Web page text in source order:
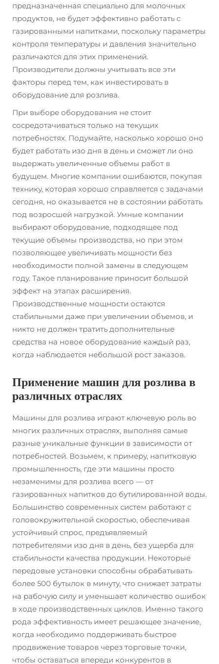
предназначенная специально для молочных
продуктов, не будет эффективно работать с
газированными напитками, поскольку параметры
контроля температуры и давления значительно
различаются для этих применений.
Производители должны учитывать все эти
факторы перед тем, как инвестировать в
оборудование для розлива.
При выборе оборудования не стоит
сосредотачиваться только на текущих
потребностях. Подумайте, насколько хорошо оно
будет работать изо дня в день и сможет ли оно
выдержать увеличенные объемы работ в
будущем. Многие компании ошибаются, покупая
технику, которая хорошо справляется с задачами
сегодня, но оказывается не в состоянии работать
под возросшей нагрузкой. Умные компании
выбирают оборудование, подходящее под
текущие объемы производства, но при этом
позволяющее увеличивать мощности без
необходимости полной замены в следующем
году. Такое планирование приносит большой
эффект на этапах расширения.
Производственные мощности остаются
стабильными даже при увеличении объемов, и
никто не должен тратить дополнительные
средства на новое оборудование каждый раз,
когда наблюдается небольшой рост заказов.
Применение машин для розлива в
различных отраслях
Машины для розлива играют ключевую роль во
многих различных отраслях, выполняя самые
разные уникальные функции в зависимости от
потребностей. Возьмем, к примеру, напитковую
промышленность, где эти машины просто
незаменимы для розлива всего — от
газированных напитков до бутилированной воды.
Большинство современных систем работают с
головокружительной скоростью, обеспечивая
устойчивый спрос, предъявляемый
потребителями изо дня в день, без ущерба для
стабильности качества продукции. Некоторые
передовые установки способны обрабатывать
более 500 бутылок в минуту, что снижает затраты
на рабочую силу и уменьшает количество ошибок
в ходе производственных циклов. Именно такого
рода эффективность имеет решающее значение,
когда необходимо поддерживать быстрое
продвижение товаров через торговые точки,
чтобы оставаться впереди конкурентов в